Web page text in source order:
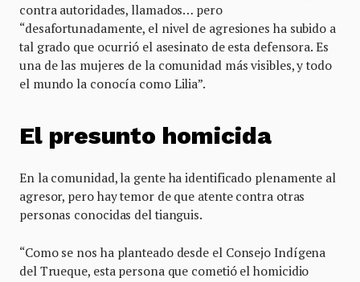
contra autoridades, llamados… pero
“desafortunadamente, el nivel de agresiones ha subido a
tal grado que ocurrió el asesinato de esta defensora. Es
una de las mujeres de la comunidad más visibles, y todo
el mundo la conocía como Lilia”.
El presunto homicida
En la comunidad, la gente ha identificado plenamente al
agresor, pero hay temor de que atente contra otras
personas conocidas del tianguis.
“Como se nos ha planteado desde el Consejo Indígena
del Trueque, esta persona que cometió el homicidio